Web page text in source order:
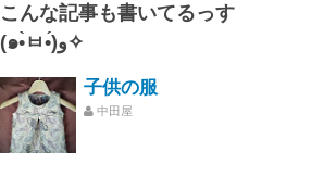
こんな記事も書いてるっす
(๑•̀ㅂ•́)و✧
子供の服
中田屋